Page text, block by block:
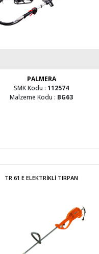
PALMERA
SMK Kodu :112574
Malzeme Kodu : BG63
TR 61 E ELEKTRİKLİ TIRPAN